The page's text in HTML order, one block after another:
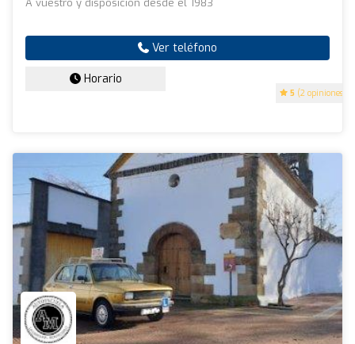
5 (2 opiniones)
A vuestro y disposición desde el 1983
Ver teléfono
Horario